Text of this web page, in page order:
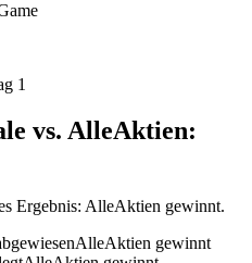
1
vs. AlleAktien:
Ergebnis: AlleAktien gewinnt.
AlleAktien gewinnt